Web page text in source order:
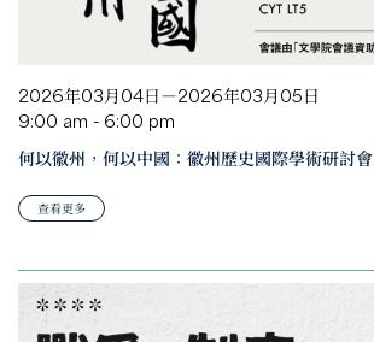
2026年03月04日－2026年03月05日
9:00 am - 6:00 pm
何以徽州，何以中國：徽州歷史國際學術研討會
查看更多